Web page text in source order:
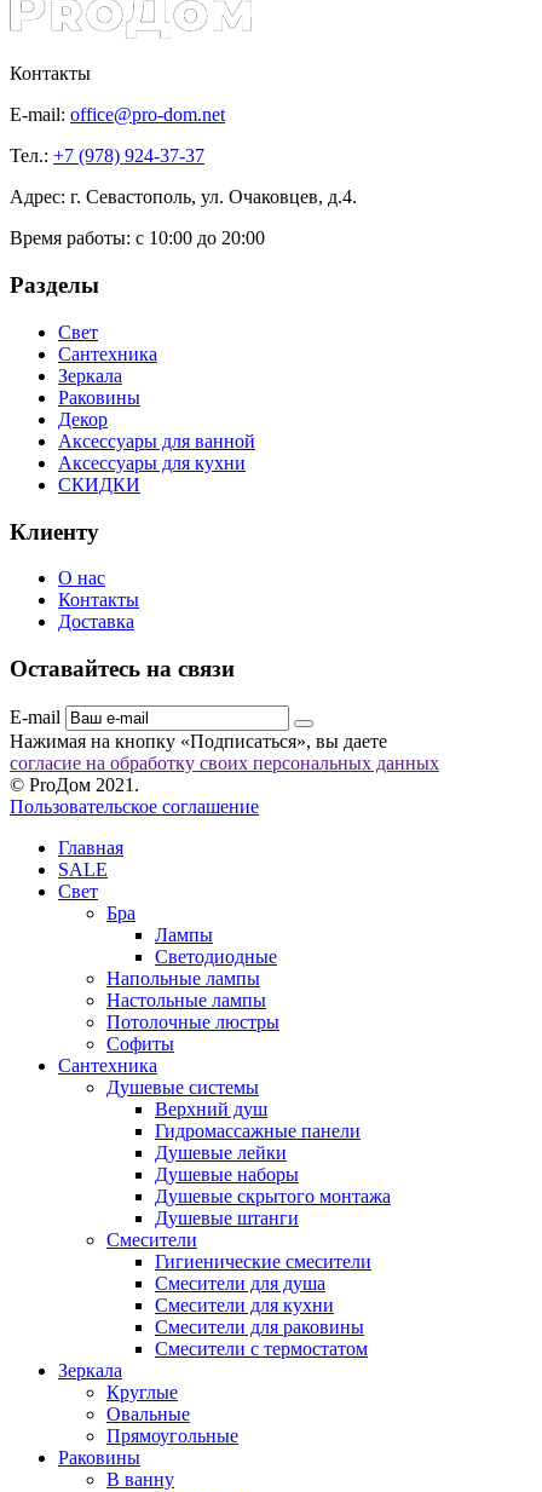
Контакты
E-mail: office@pro-dom.net
Тел.: +7 (978) 924-37-37
Адрес: г. Севастополь, ул. Очаковцев, д.4.
Время работы: с 10:00 до 20:00
Разделы
Свет
Сантехника
Зеркала
Раковины
Декор
Аксессуары для ванной
Аксессуары для кухни
СКИДКИ
Клиенту
О нас
Контакты
Доставка
Оставайтесь на связи
E-mail
Нажимая на кнопку «Подписаться», вы даете
согласие на обработку своих персональных данных
© ProДом 2021.
Пользовательское соглашение
Главная
SALE
Свет
Бра
Лампы
Светодиодные
Напольные лампы
Настольные лампы
Потолочные люстры
Софиты
Сантехника
Душевые системы
Верхний душ
Гидромассажные панели
Душевые лейки
Душевые наборы
Душевые скрытого монтажа
Душевые штанги
Смесители
Гигиенические смесители
Смесители для душа
Смесители для кухни
Смесители для раковины
Смесители с термостатом
Зеркала
Круглые
Овальные
Прямоугольные
Раковины
В ванну